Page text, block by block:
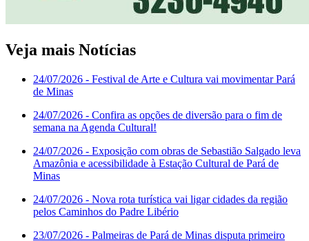
Veja mais Notícias
24/07/2026 - Festival de Arte e Cultura vai movimentar Pará
de Minas
24/07/2026 - Confira as opções de diversão para o fim de
semana na Agenda Cultural!
24/07/2026 - Exposição com obras de Sebastião Salgado leva
Amazônia e acessibilidade à Estação Cultural de Pará de
Minas
24/07/2026 - Nova rota turística vai ligar cidades da região
pelos Caminhos do Padre Libério
23/07/2026 - Palmeiras de Pará de Minas disputa primeiro